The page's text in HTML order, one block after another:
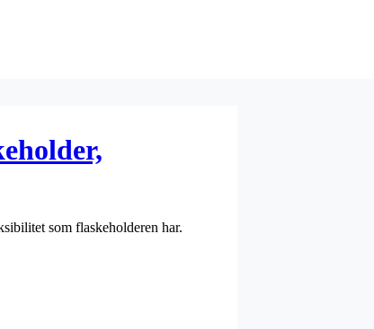
som flaskeholderen har.